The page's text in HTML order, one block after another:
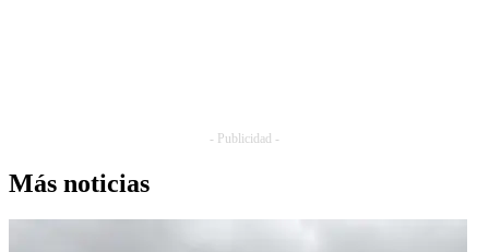
- Publicidad -
Más noticias